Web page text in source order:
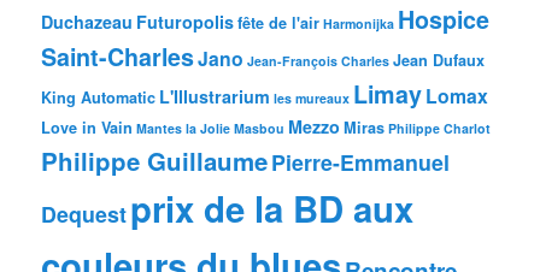
Duchazeau Futuropolisfête de l'air Harmonijka Hospice
Saint-CharlesJano Jean-François Charles Jean Dufaux
King Automatic L'Illustrarium les mureaux LimayLomax
Love in Vain Mantes la Jolie Masbou Mezzo Miras Philippe Charlot
Philippe GuillaumePierre-Emmanuel
Dequestprix de la BD aux